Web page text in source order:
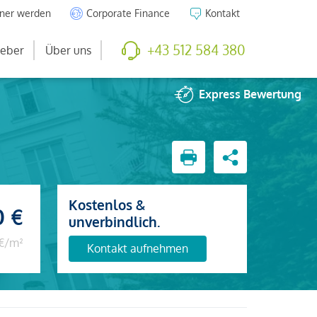
werden Corporate Finance Kontakt
Über uns +43 512 584 380
Express Bewertung
€
m²
Kostenlos &
unverbindlich.
Kontakt aufnehmen